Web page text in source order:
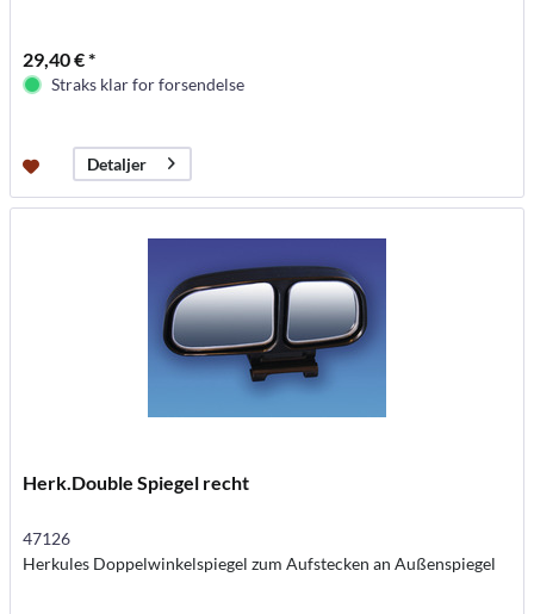
29,40 € *
Straks klar for forsendelse
Detaljer
Herk.Double Spiegel recht
47126
Herkules Doppelwinkelspiegel zum Aufstecken an Außenspiegel